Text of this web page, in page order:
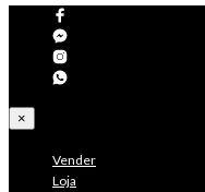
×
Vender
Loja